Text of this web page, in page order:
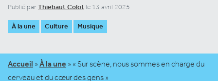
Publié parThiebaut Colot le 13 avril 2025
À la une Culture Musique
Accueil » À la une » « Sur scène, nous sommes en charge du
cerveau et du cœur des gens »